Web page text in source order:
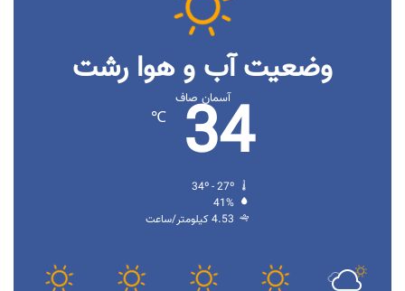
وضعیت آب و هوا رشت
آسمان صاف
34
℃
41%
4.53 کیلومتر/ساعت